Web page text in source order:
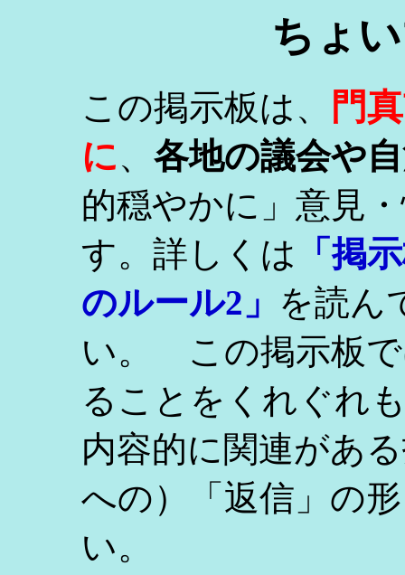
ちょ
この掲示板は、
門
に、 各地の議会や
的穏やかに」意見
す。詳しくは
「掲
のルール2」 を読ん
い。 この掲示板で
ることをくれぐれ
内容的に関連があ
への）「返信」の
い。